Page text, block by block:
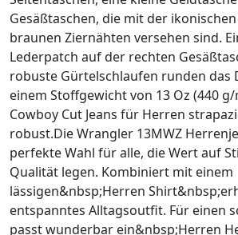
Gesäßtaschen, die mit der
braunen Ziernähten versehen sind.
Lederpatch auf der rechten
robuste Gürtelschlaufen runden das
einem Stoffgewicht von 13 Oz (440 g/
Cowboy Cut Jeans für Herren
robust.Die Wrangler 13MWZ
perfekte Wahl für alle, die Wert auf
Qualität legen. Kombiniert mit einem
lässigen&nbsp;Herren
entspanntes Alltagsoutfit. Für einen
passt wunderbar ein&nbsp;Herren